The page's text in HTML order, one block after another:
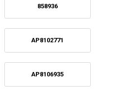
858936
AP8102771
AP8106935